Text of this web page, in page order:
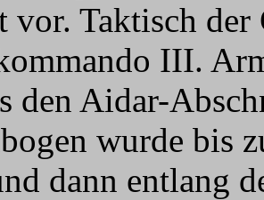
vor. Taktisch der
III.
den Aidar-
wurde bis
dann entlang